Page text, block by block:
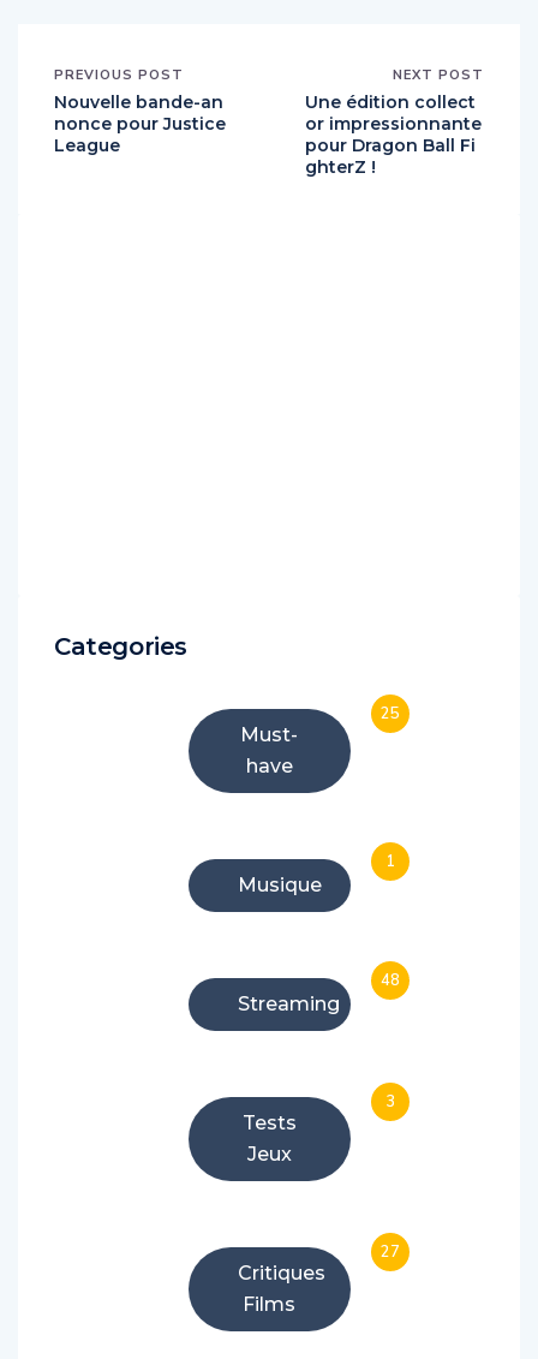
PREVIOUS POST
Nouvelle bande-an
nonce pour Justice
League
NEXT POST
Une édition collect
or impressionnante
pour Dragon Ball Fi
ghterZ !
Categories
Must-
have
25
Musique
1
Streaming
48
Tests
Jeux
3
Critiques
Films
27